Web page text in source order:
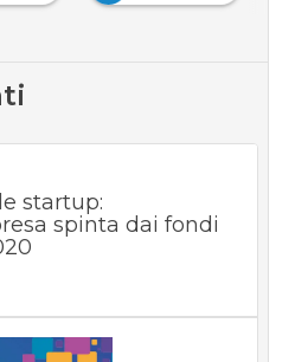
startup:
spinta dai fondi